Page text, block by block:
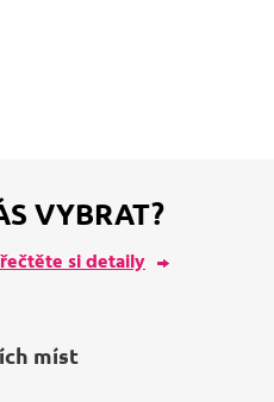
VYBRAT?
si detaily
míst